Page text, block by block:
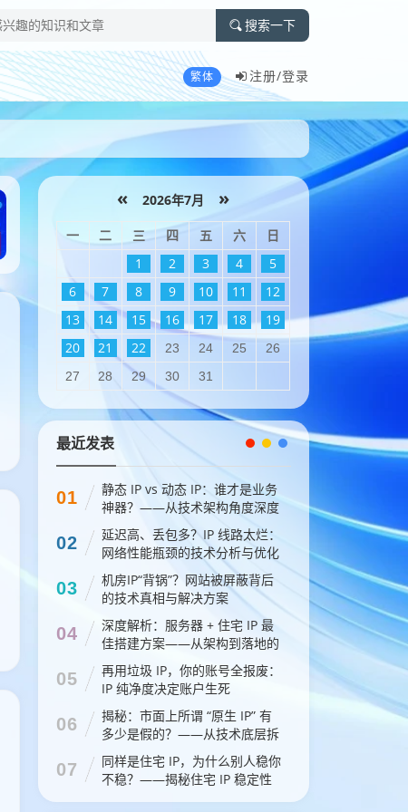
搜索一下
繁体 注册/登录
« 2026年7月 »
一 二 三 四 五 六 日
1 2 3 4
5
6
7 8 9 10 11
12
13
14 15 16 17 18
19
20
21 22 23 24 25
26
27
28 29 30 31
最近发表
01
静态 IP vs 动态 IP：谁才是业务
神器？——从技术架构角度深度
剖析
02
延迟高、丢包多？IP 线路太烂：
网络性能瓶颈的技术分析与优化
方案
03
机房IP“背锅”？网站被屏蔽背后
的技术真相与解决方案
04
深度解析：服务器 + 住宅 IP 最
佳搭建方案——从架构到落地的
全流程指南
05
再用垃圾 IP，你的账号全报废：
IP 纯净度决定账户生死
06
揭秘：市面上所谓 “原生 IP” 有
多少是假的？——从技术底层拆
穿“伪装者”
07
同样是住宅 IP，为什么别人稳你
不稳？——揭秘住宅 IP 稳定性